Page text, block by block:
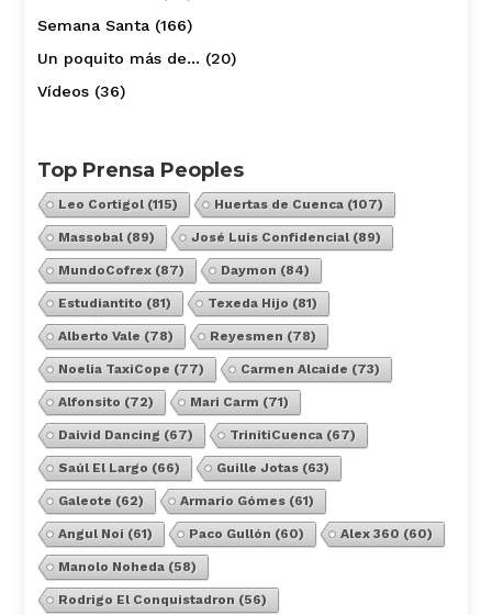
Semana Santa(166)
Un poquito más de… (20)
Vídeos(36)
Top Prensa Peoples
Leo Cortigol(115) Huertas de Cuenca(107)
Massobal(89) José Luis Confidencial(89)
MundoCofrex(87) Daymon (84)
Estudiantito (81) Texeda Hijo (81)
Alberto Vale (78) Reyesmen (78)
Noelia TaxiCope (77) Carmen Alcaide (73)
Alfonsito (72) Mari Carm (71)
Daivid Dancing (67) TrinitiCuenca(67)
Saúl El Largo (66) Guille Jotas(63)
Galeote (62) Armario Gómes(61)
Angul Noi (61) Paco Gullón (60) Alex 360 (60)
Manolo Noheda(58)
Rodrigo El Conquistadron (56)